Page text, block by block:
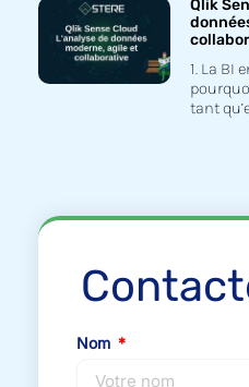
Qlik
1. La BI
tant
Nom